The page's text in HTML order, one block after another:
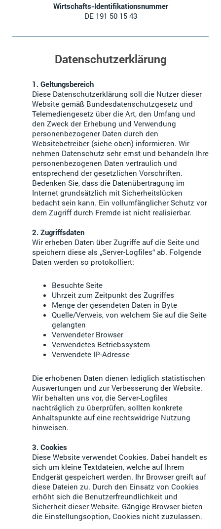
Wirtschafts-Identifikationsnummer
DE 191 50 15 43
Datenschutzerklärung
1. Geltungsbereich
Diese Datenschutzerklärung soll die Nutzer dieser
Website gemäß Bundesdatenschutzgesetz und
Telemediengesetz über die Art, den Umfang und
den Zweck der Erhebung und Verwendung
personenbezogener Daten durch den
Websitebetreiber (siehe oben) informieren. Wir
nehmen Datenschutz sehr ernst und behandeln Ihre
personenbezogenen Daten vertraulich und
entsprechend der gesetzlichen Vorschriften.
Bedenken Sie, dass die Datenübertragung im
Internet grundsätzlich mit Sicherheitslücken
bedacht sein kann. Ein vollumfänglicher Schutz vor
dem Zugriff durch Fremde ist nicht realisierbar.
2. Zugriffsdaten
Wir erheben Daten über Zugriffe auf die Seite und
speichern diese als „Server-Logfiles“ ab. Folgende
Daten werden so protokolliert:
Besuchte Seite
Uhrzeit zum Zeitpunkt des Zugriffes
Menge der gesendeten Daten in Byte
Quelle/Verweis, von welchem Sie auf die Seite
gelangten
Verwendeter Browser
Verwendetes Betriebssystem
Verwendete IP-Adresse
Die erhobenen Daten dienen lediglich statistischen
Auswertungen und zur Verbesserung der Website.
Wir behalten uns vor, die Server-Logfiles
nachträglich zu überprüfen, sollten konkrete
Anhaltspunkte auf eine rechtswidrige Nutzung
hinweisen.
3. Cookies
Diese Website verwendet Cookies. Dabei handelt es
sich um kleine Textdateien, welche auf Ihrem
Endgerät gespeichert werden. Ihr Browser greift auf
diese Dateien zu. Durch den Einsatz von Cookies
erhöht sich die Benutzerfreundlichkeit und
Sicherheit dieser Website. Gängige Browser bieten
die Einstellungsoption, Cookies nicht zuzulassen.